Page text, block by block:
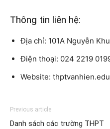
Thông tin liên hệ:
Địa chỉ: 101A Nguyễn
Điện thoại: 024 2219
Website:
Previous article
Danh sách các trường THPT